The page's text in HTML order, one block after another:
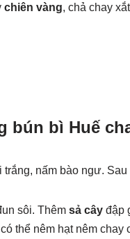
chiên vàng, chả chay
bún bì Huế
nấm bào ngư.
sôi. Thêm sả cây đập
thể nêm hạt nêm chay